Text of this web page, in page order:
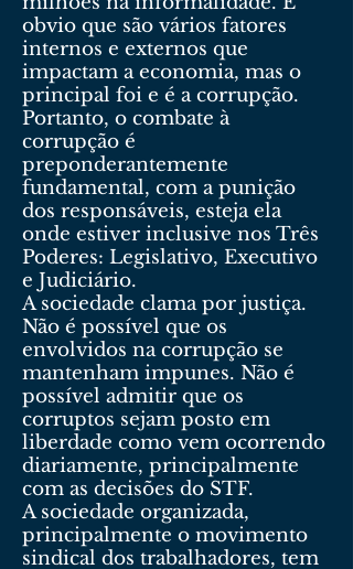
obvio que são vários fatores
internos e externos que
impactam a economia, mas o
principal foi e é a corrupção.
Portanto, o combate à
corrupção é
preponderantemente
fundamental, com a punição
dos responsáveis, esteja ela
onde estiver inclusive nos Três
Poderes: Legislativo, Executivo
e Judiciário.
A sociedade clama por justiça.
Não é possível que os
envolvidos na corrupção se
mantenham impunes. Não é
possível admitir que os
corruptos sejam posto em
liberdade como vem ocorrendo
diariamente, principalmente
com as decisões do STF.
A sociedade organizada,
principalmente o movimento
sindical dos trabalhadores, tem